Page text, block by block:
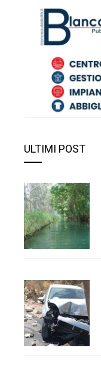
ULTIMI POST